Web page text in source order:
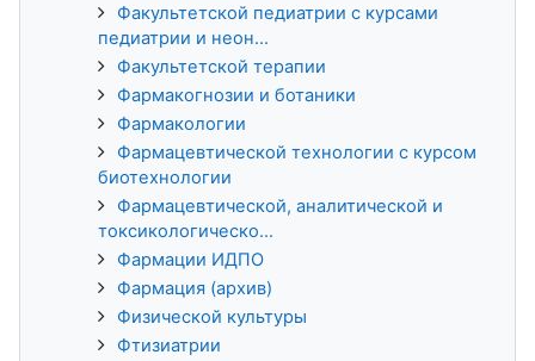
Факультетской педиатрии с курсами
педиатрии и неон...
Факультетской терапии
Фармакогнозии и ботаники
Фармакологии
Фармацевтической технологии с курсом
биотехнологии
Фармацевтической, аналитической и
токсикологическо...
Фармации ИДПО
Фармация (архив)
Физической культуры
Фтизиатрии